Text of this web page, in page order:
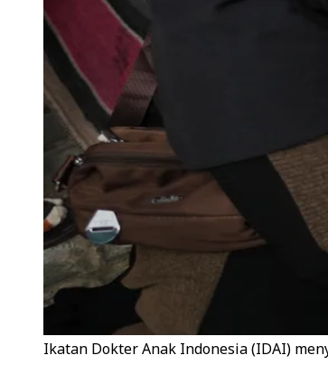
Ikatan Dokter Anak Indonesia (IDAI)